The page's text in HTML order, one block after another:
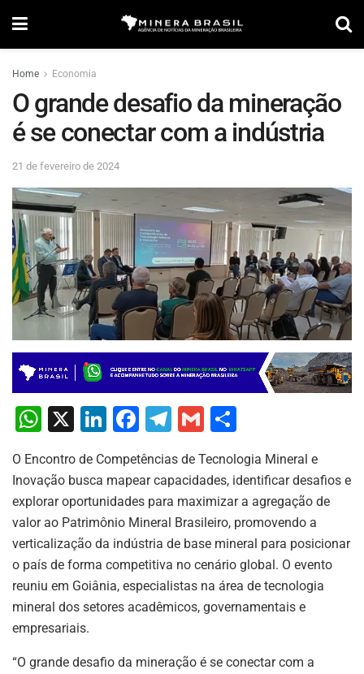
Home Economia
O grande desafio da mineração
é se conectar com a indústria
21 de fevereiro de 2024
W
at
s
A
p
p
X
Li
k
e
dI
n
F
a
c
e
b
o
o
k
T
e
gr
a
m
G
ai
l
ar
e
O Encontro de Competências de Tecnologia Mineral e
Inovação busca mapear capacidades, identificar desafios e
explorar oportunidades para maximizar a agregação de
valor ao Patrimônio Mineral Brasileiro, promovendo a
verticalização da indústria de base mineral para posicionar
o país de forma competitiva no cenário global. O evento
reuniu em Goiânia, especialistas na área de tecnologia
mineral dos setores acadêmicos, governamentais e
empresariais.
“O grande desafio da mineração é se conectar com a